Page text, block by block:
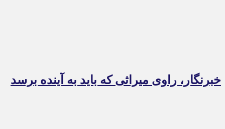
خبرنگار، راوی میراثی که باید به آینده برسد